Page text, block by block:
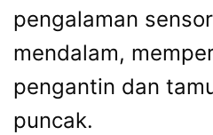
pengalaman
mendalam,
pengantin dan
puncak.